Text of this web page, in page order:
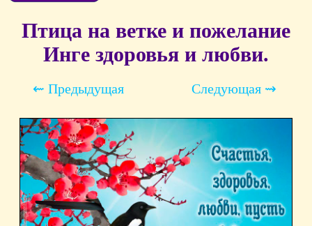
Птица на ветке и пожелание
Инге здоровья и любви.
⇜ Предыдущая Следующая ⇝